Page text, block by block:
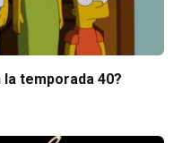
temporada 40?